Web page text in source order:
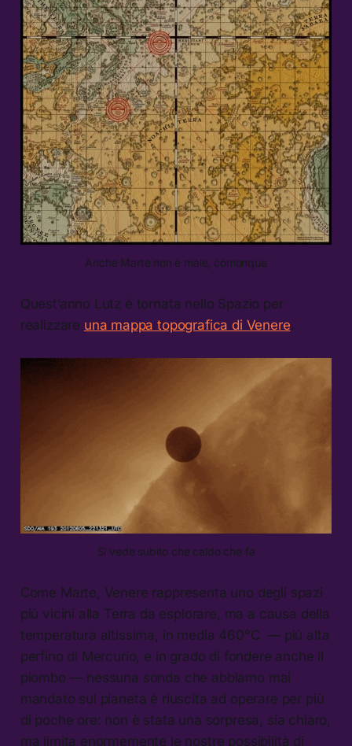
Anche Marte non è male, comunque
Quest’anno Lutz è tornata nello Spazio per
realizzare una mappa topografica di Venere.
Si vede subito che caldo che fa
Come Marte, Venere rappresenta uno degli spazi
più vicini alla Terra da esplorare, ma a causa della
temperatura altissima, in media 460°C — più alta
perfino di Mercurio, e in grado di fondere anche il
piombo — nessuna sonda che abbiamo mai
mandato sul pianeta è riuscita ad operare per più
di poche ore: non è stata una sorpresa, sia chiaro,
ma limita enormemente le nostre possibilità di